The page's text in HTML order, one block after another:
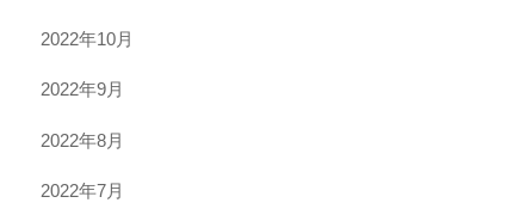
2022年10月
2022年9月
2022年8月
2022年7月